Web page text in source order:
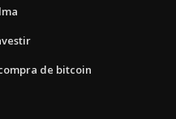
de bitcoin